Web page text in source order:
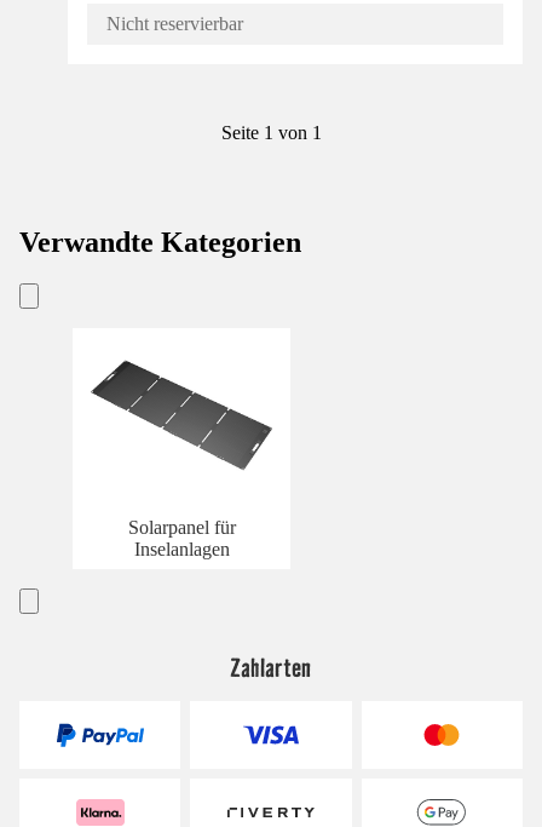
Nicht reservierbar
Seite 1 von 1
Verwandte Kategorien
Solarpanel für
Inselanlagen
Zahlarten